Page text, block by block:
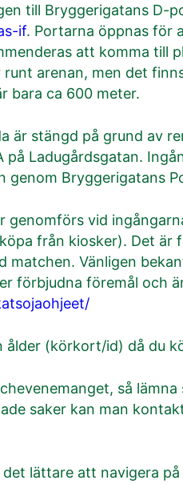
till Bryggerigatans D-
if. Portarna öppnas för
att komma till
arenan, men det
bara ca 600 meter.
är stängd på grund av
Ladugårdsgatan.
genom Bryggerigatans
genomförs vid
från kiosker). Det är
matchen. Vänligen
förbjudna föremål och
ålder (körkort/id) då du
så
saker kan man
lättare att navigera